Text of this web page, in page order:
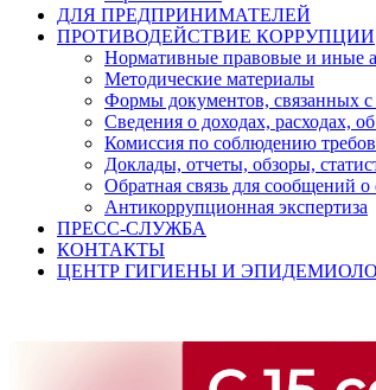
ДЛЯ ПРЕДПРИНИМАТЕЛЕЙ
ПРОТИВОДЕЙСТВИЕ КОРРУПЦИИ
Нормативные правовые и иные
Методические материалы
Формы документов, связанных с
Сведения о доходах, расходах,
Комиссия по соблюдению
Доклады, отчеты, обзоры,
Обратная связь для сообщений
Антикоррупционная экспертиза
ПРЕСС-СЛУЖБА
КОНТАКТЫ
ЦЕНТР ГИГИЕНЫ И